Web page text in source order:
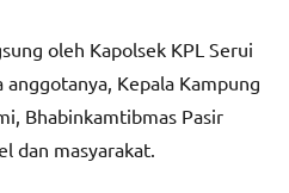
oleh Kapolsek KPL Serui
Kepala Kampung
Bhabinkamtibmas Pasir
dan masyarakat.